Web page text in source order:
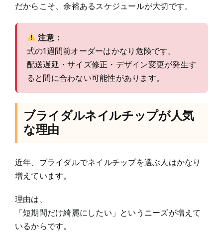
だからこそ、余裕あるスケジュールが大切です。
注意：
式の1週間前オーダーはかなり危険です。
配送遅延・サイズ修正・デザイン変更が発生す
ると間に合わない可能性があります。
ブライダルネイルチップが人気
な理由
近年、ブライダルでネイルチップを選ぶ人はかなり
増えています。
理由は、
「短期間だけ綺麗にしたい」というニーズが増えて
いるからです。